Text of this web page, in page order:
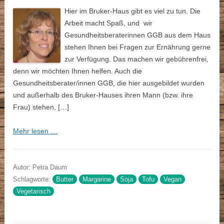
Hier im Bruker-Haus gibt es viel zu tun. Die
Arbeit macht Spaß, und wir
Gesundheitsberaterinnen GGB aus dem Haus
stehen Ihnen bei Fragen zur Ernährung gerne
zur Verfügung. Das machen wir gebührenfrei,
denn wir möchten Ihnen helfen. Auch die
Gesundheitsberater/innen GGB, die hier ausgebildet wurden
und außerhalb des Bruker-Hauses ihren Mann (bzw. ihre
Frau) stehen, […]
Mehr lesen …
Autor: Petra Daum
Schlagworte: Butter Margarine Soja Tofu
Vegan
Vegetarisch